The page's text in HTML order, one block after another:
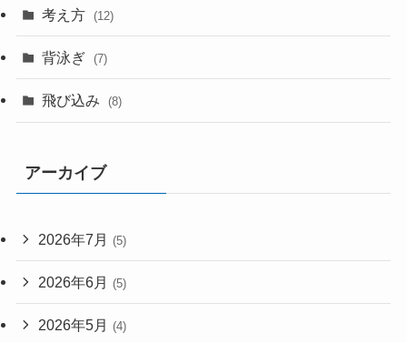
考え方 (12)
背泳ぎ (7)
飛び込み (8)
アーカイブ
2026年7月 (5)
2026年6月 (5)
2026年5月 (4)